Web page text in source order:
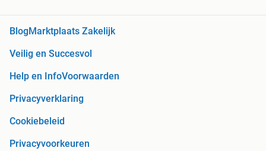
BlogMarktplaats Zakelijk
Veilig en Succesvol
Help en InfoVoorwaarden
Privacyverklaring
Cookiebeleid
Privacyvoorkeuren